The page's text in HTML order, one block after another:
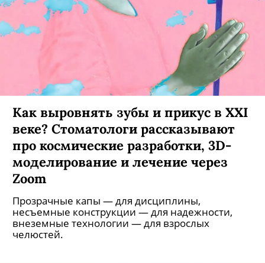
Как выровнять зубы и прикус в XXI
веке? Стоматологи рассказывают
про космические разработки, 3D-
моделирование и лечение через
Zoom
Прозрачные капы — для дисциплины,
несъемные конструкции — для надежности,
внеземные технологии — для взрослых
челюстей.